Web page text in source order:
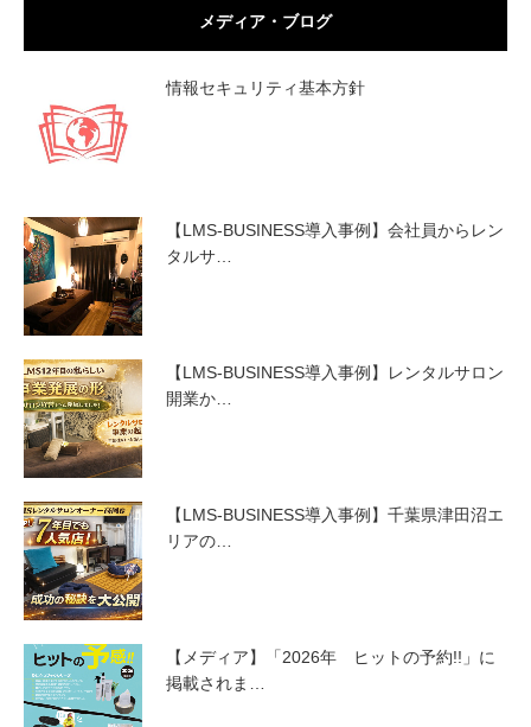
メディア・ブログ
情報セキュリティ基本方針
【LMS-BUSINESS導入事例】会社員からレン
タルサ…
【LMS-BUSINESS導入事例】レンタルサロン
開業か…
【LMS-BUSINESS導入事例】千葉県津田沼エ
リアの…
【メディア】「2026年 ヒットの予約!!」に
掲載されま…